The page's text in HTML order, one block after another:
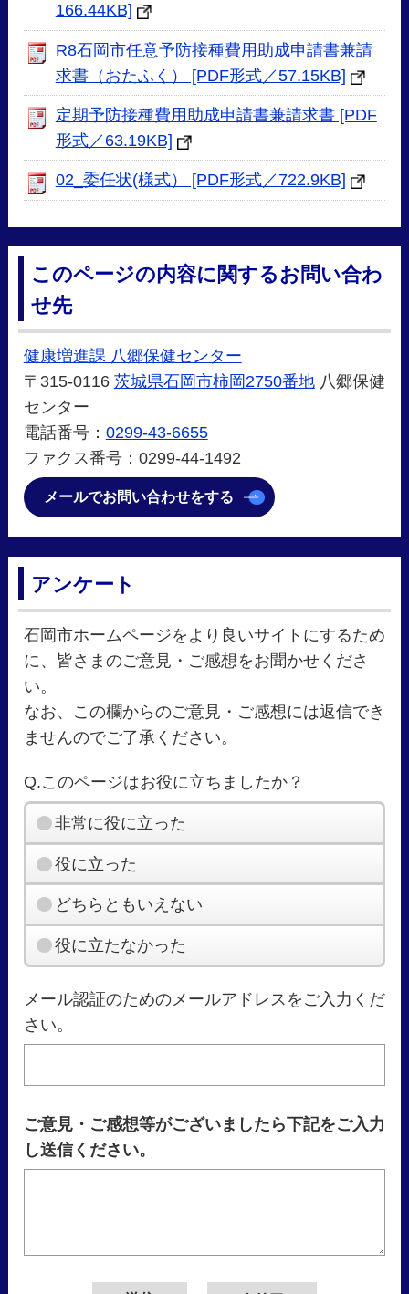
166.44KB]
R8石岡市任意予防接種費用助成申請書兼請
求書（おたふく） [PDF形式／57.15KB]
定期予防接種費用助成申請書兼請求書 [PDF
形式／63.19KB]
02_委任状(様式） [PDF形式／722.9KB]
このページの内容に関するお問い合わ
せ先
健康増進課 八郷保健センター
〒315-0116 茨城県石岡市柿岡2750番地八郷保健
センター
電話番号： 0299-43-6655
ファクス番号：0299-44-1492
メールでお問い合わせをする
アンケート
石岡市ホームページをより良いサイトにするため
に、皆さまのご意見・ご感想をお聞かせくださ
い。
なお、この欄からのご意見・ご感想には返信でき
ませんのでご了承ください。
Q.このページはお役に立ちましたか？
非常に役に立った
役に立った
どちらともいえない
役に立たなかった
メール認証のためのメールアドレスをご入力くだ
さい。
ご意見・ご感想等がございましたら下記をご入力
し送信ください。